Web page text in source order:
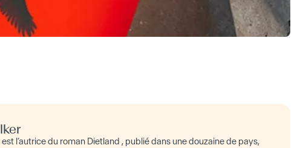
l’autrice du roman Dietland , publié dans une douzaine de pays,